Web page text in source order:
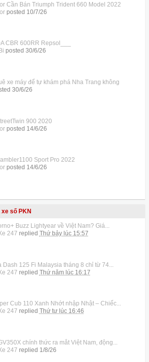
Cần Bán Triumph Trident 660 Model 2022
posted 10/7/26
CBR 600RR Repsol___
posted 30/6/26
xe máy để tự khám phá Nha Trang không
30/6/26
900 2020
posted 14/6/26
Sport Pro 2022
posted 14/6/26
số PKN
Buzz Lightyear về Việt Nam? Giá...
247 replied Thứ bảy lúc 15:57
Dash 125 Fi Malaysia tháng 8 chỉ từ 74...
247 replied Thứ năm lúc 16:17
Cub 110 Xanh Nhớt nhập Nhật – Chiếc...
247 replied Thứ tư lúc 16:46
chính thức ra mắt Việt Nam, động...
247 replied 1/8/26